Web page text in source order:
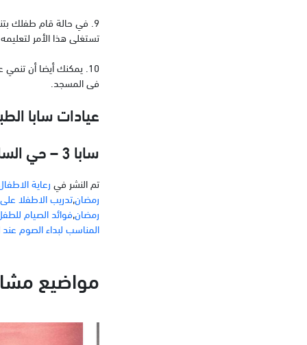
9. في حالة قام طفلك
تستغلى هذا الأمر
10. يمكنك أيضا أن
فى المسجد.
عيادات سابا
سابا 3 – حي السليمانيه
تم النشر في رعاية
رمضان,تدريب الاطفلا
رمضان,فوائد الصيام
المناسب لبداء الصوم
مواضيع